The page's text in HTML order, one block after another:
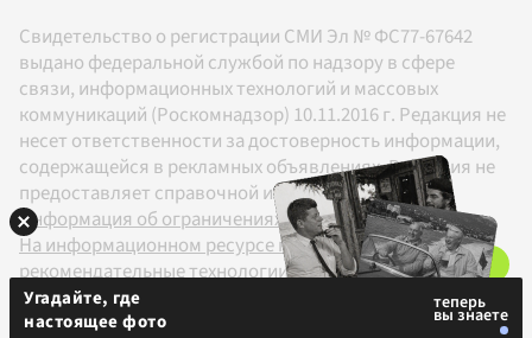
Свидетельство о регистрации СМИ Эл № ФС77-67642
выдано федеральной службой по надзору в сфере
связи, информационных технологий и массовых
коммуникаций (Роскомнадзор) 10.11.2016 г. Редакция не
несет ответственности за достоверность информации,
содержащейся в рекламных объявлениях. Редакция не
предоставляет справочной информации.
Информация об ограничениях
На информационном ресурсе применяются
рекомендательные технологии в соответствии с
Правилами
Угадайте, где
настоящее фото